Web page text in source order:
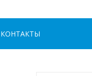
КОНТАКТЫ